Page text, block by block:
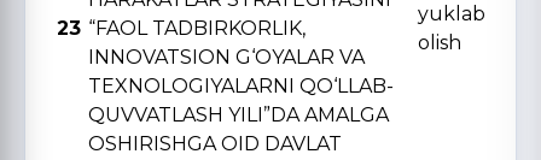
23 “FAOL TADBIRKORLIK,
INNOVATSION G‘OYALAR VA
TЕXNOLOGIYALARNI QO‘LLAB-
QUVVATLASH YILI”DA AMALGA
OSHIRISHGA OID DAVLAT
yuklab
olish